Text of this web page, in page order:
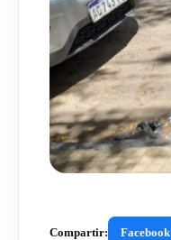
Compartir: Facebook